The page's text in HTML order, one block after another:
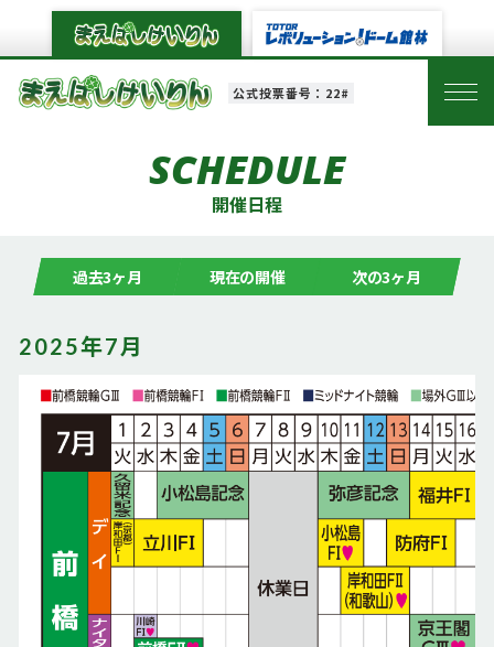
公式投票番号：22#
SCHEDULE
開催日程
過去3ヶ月 現在の開催 次の3ヶ月
2025年7月